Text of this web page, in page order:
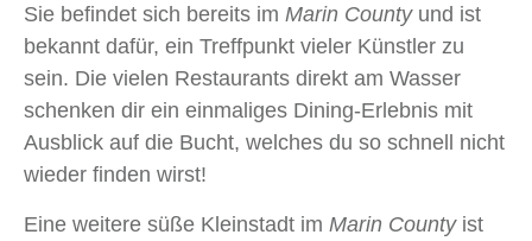
Sie befindet sich bereits im Marin Countyund ist
bekannt dafür, ein Treffpunkt vieler Künstler zu
sein. Die vielen Restaurants direkt am Wasser
schenken dir ein einmaliges Dining-Erlebnis mit
Ausblick auf die Bucht, welches du so schnell nicht
wieder finden wirst!
Eine weitere süße Kleinstadt im Marin Countyist